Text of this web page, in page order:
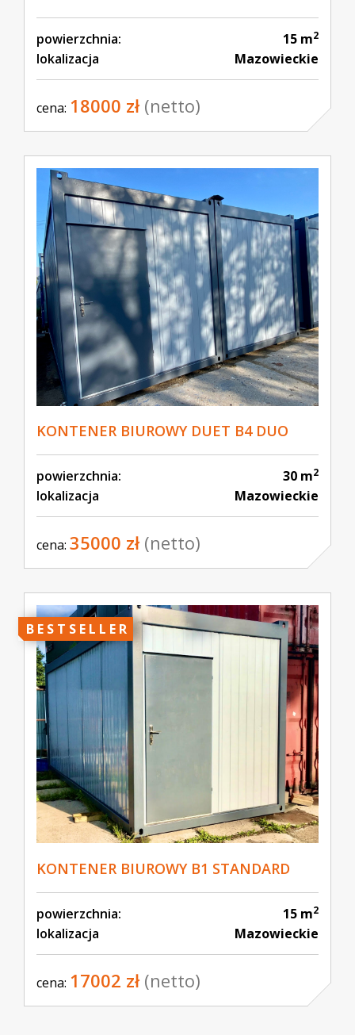
powierzchnia: 15 m2
lokalizacja Mazowieckie
cena: 18000 zł (netto)
KONTENER BIUROWY DUET B4 DUO
powierzchnia: 30 m2
lokalizacja Mazowieckie
cena: 35000 zł (netto)
BESTSELLER
KONTENER BIUROWY B1 STANDARD
powierzchnia: 15 m2
lokalizacja Mazowieckie
cena: 17002 zł (netto)